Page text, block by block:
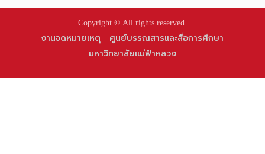
Copyright © All rights reserved.
งานจดหมายเหตุ
ศูนย์บรรณสารและสื่อการศึกษา
มหาวิทยาลัยแม่ฟ้าหลวง